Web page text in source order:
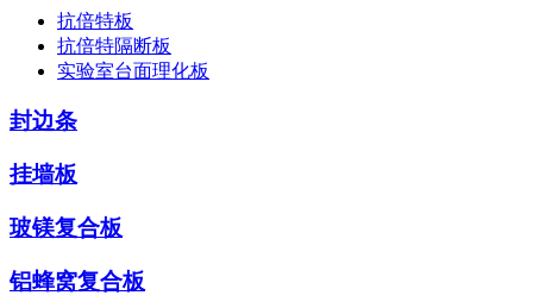
抗倍特板
抗倍特隔断板
实验室台面理化板
封边条
挂墙板
玻镁复合板
铝蜂窝复合板